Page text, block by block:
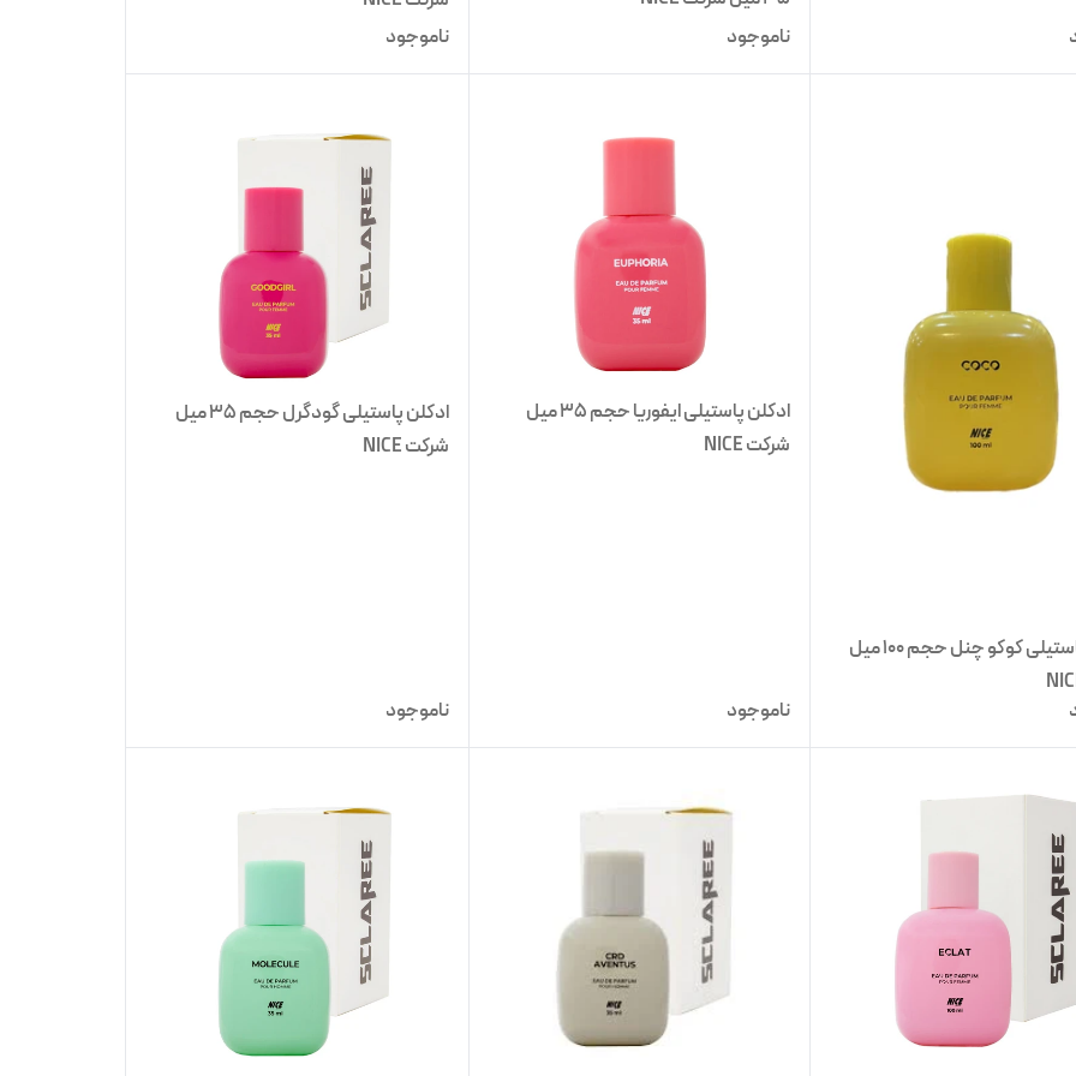
ناموجود
ناموجود
ادکلن پاستیلی کوکو چنل حجم 100 میل
ادکلن پاستیلی ایفوریا حجم 35 میل
شرکت NICE
ناموجود
ادکلن پاستیلی گودگرل حجم 35 میل
شرکت NICE
ناموجود